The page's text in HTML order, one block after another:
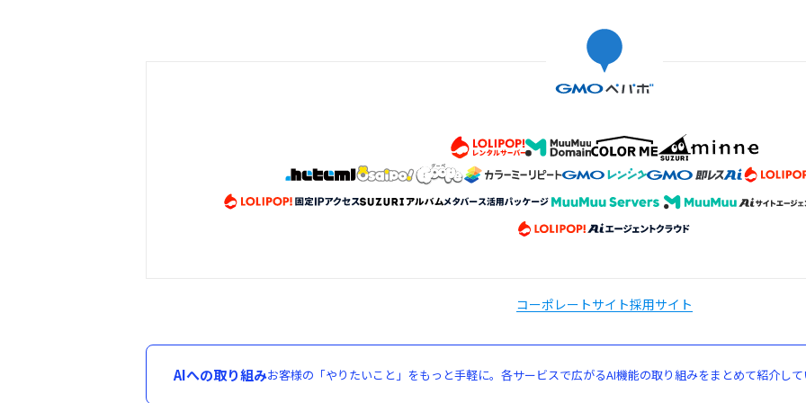
コーポレートサイト採用サイト
AIへの取り組みお客様の「やりたいこと」をもっと手軽に。各サービスで広がるAI機能の取り組みをまとめて紹介し